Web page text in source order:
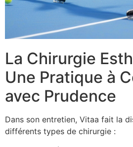
La Chirurgie
Une Pratique à
avec Prudence
Dans son entretien, Vitaa fait la
différents types de chirurgie :